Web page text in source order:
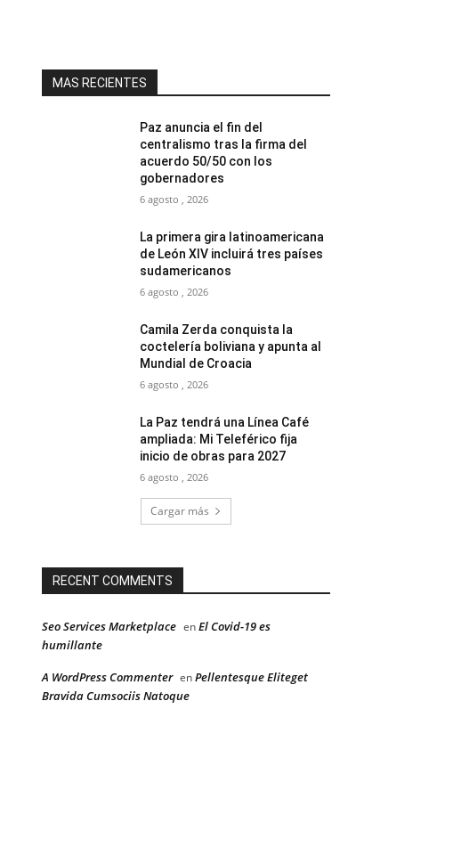
MAS RECIENTES
Paz anuncia el fin del
centralismo tras la firma del
acuerdo 50/50 con los
gobernadores
6 agosto , 2026
La primera gira latinoamericana
de León XIV incluirá tres países
sudamericanos
6 agosto , 2026
Camila Zerda conquista la
coctelería boliviana y apunta al
Mundial de Croacia
6 agosto , 2026
La Paz tendrá una Línea Café
ampliada: Mi Teleférico fija
inicio de obras para 2027
6 agosto , 2026
Cargar más
RECENT COMMENTS
Seo Services Marketplace enEl Covid-19 es
humillante
A WordPress Commenter enPellentesque Eliteget
Bravida Cumsociis Natoque